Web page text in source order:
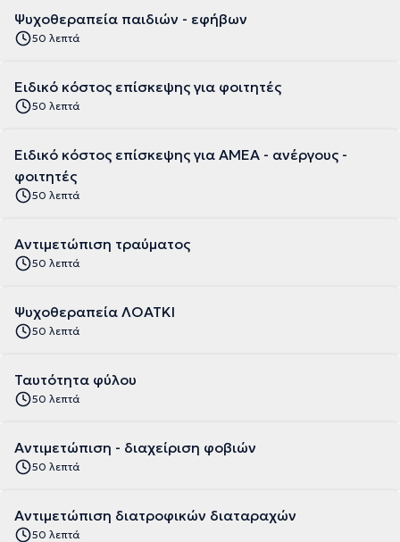
Ψυχοθεραπεία παιδιών - εφήβων
50 λεπτά
Ειδικό κόστος επίσκεψης για φοιτητές
50 λεπτά
Ειδικό κόστος επίσκεψης για ΑΜΕΑ - ανέργους -
φοιτητές
50 λεπτά
Αντιμετώπιση τραύματος
50 λεπτά
Ψυχοθεραπεία ΛΟΑΤΚΙ
50 λεπτά
Ταυτότητα φύλου
50 λεπτά
Αντιμετώπιση - διαχείριση φοβιών
50 λεπτά
Αντιμετώπιση διατροφικών διαταραχών
50 λεπτά